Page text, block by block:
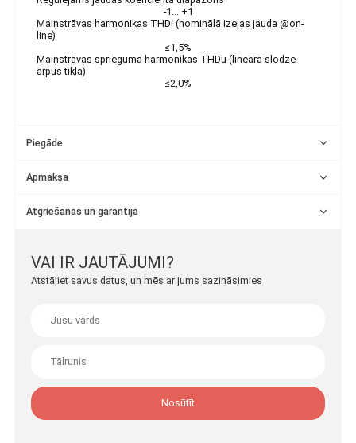
-1... +1
Maiņstrāvas harmonikas THDi (nominālā izejas jauda @on-
line)
≤1,5%
Maiņstrāvas sprieguma harmonikas THDu (lineārā slodze
ārpus tīkla)
≤2,0%
Piegāde
Apmaksa
Atgriešanas un garantija
VAI IR JAUTĀJUMI?
Atstājiet savus datus, un mēs ar jums sazināsimies
Nosūtīt